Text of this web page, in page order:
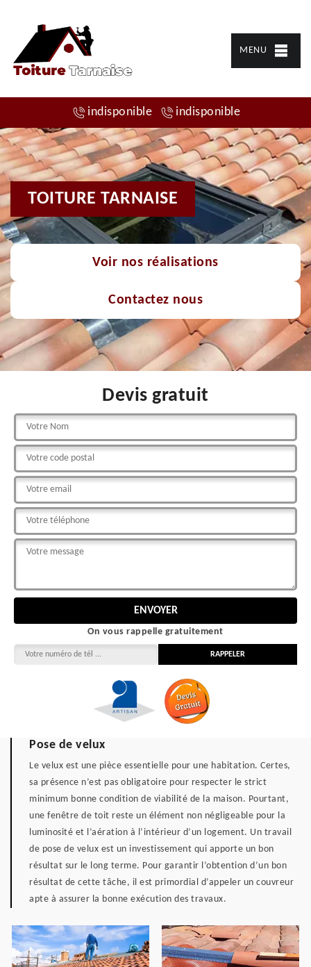
MENU
indisponible indisponible
TOITURE TARNAISE
Voir nos réalisations
Contactez nous
Devis gratuit
On vous rappelle gratuitement
Pose de velux
Le velux est une pièce essentielle pour une habitation. Certes,
sa présence n’est pas obligatoire pour respecter le strict
minimum bonne condition de viabilité de la maison. Pourtant,
une fenêtre de toit reste un élément non négligeable pour la
luminosité et l’aération à l’intérieur d’un logement. Un travail
de pose de velux est un investissement qui apporte un bon
résultat sur le long terme. Pour garantir l’obtention d’un bon
résultat de cette tâche, il est primordial d’appeler un couvreur
apte à assurer la bonne exécution des travaux.